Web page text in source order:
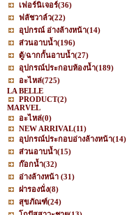
เฟอร์นิเจอร์(36)
ฟลัชวาล์ว(22)
อุปกรณ์ อ่างล้างหน้า(14)
ส่วนอาบน้ำ(196)
ตู้/ฉากกั้นอาบน้ำ(27)
อุปกรณ์ประกอบห้องน้ำ(189)
อะไหล่(725)
LA BELLE
PRODUCT(2)
MARVEL
อะไหล่(0)
NEW ARRIVAL(11)
อุปกรณ์ประกอบอ่างล้างหน้า(14)
ส่วนอาบน้ำ(15)
ก๊อกน้ำ(32)
อ่างล้างหน้า (31)
ฝารองนั่ง(8)
สุขภัณฑ์(24)